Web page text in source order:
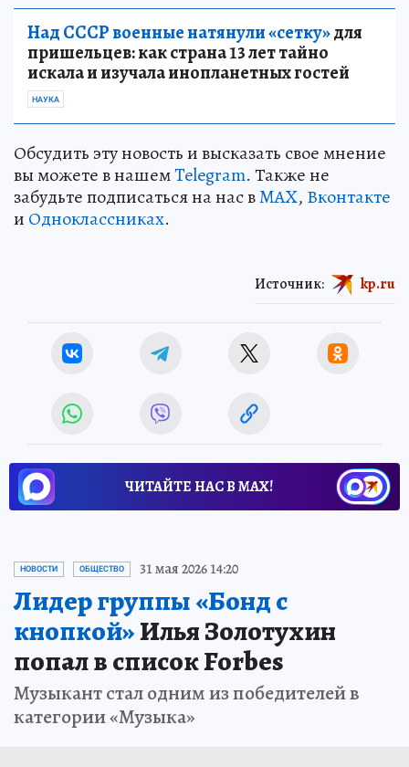
Над СССР военные натянули «сетку»для
пришельцев: как страна 13 лет тайно
искала и изучала инопланетных гостей
НАУКА
Обсудить эту новость и высказать свое мнение
вы можете в нашемTelegram. Также не
забудьте подписаться на нас вMAX, Вконтакте
и Одноклассниках.
Источник: kp.ru
ЧИТАЙТЕ НАС В МАХ!
НОВОСТИ ОБЩЕСТВО 31 мая 2026 14:20
Лидер группы «Бонд с
кнопкой»Илья Золотухин
попал в список Forbes
Музыкант стал одним из победителей в
категории «Музыка»